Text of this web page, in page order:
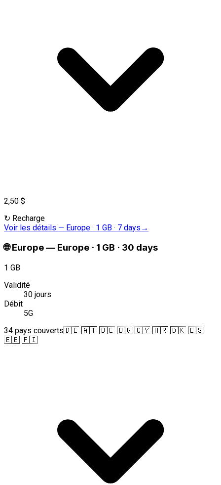
2,50 $
↻ Recharge
Voir les détails — Europe · 1 GB · 7 days →
🌐 Europe— Europe · 1 GB · 30 days
1 GB
Validité
30 jours
Débit
5G
34 pays couverts🇩🇪 🇦🇹 🇧🇪 🇧🇬 🇨🇾 🇭🇷 🇩🇰 🇪🇸
🇪🇪 🇫🇮